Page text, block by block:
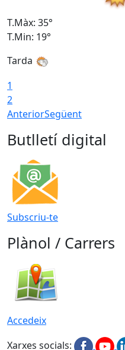
T.Màx: 35°
T.Min: 19°
Tarda
1
2
AnteriorSegüent
Butlletí digital
Subscriu-te
Plànol / Carrers
Accedeix
Xarxes socials: